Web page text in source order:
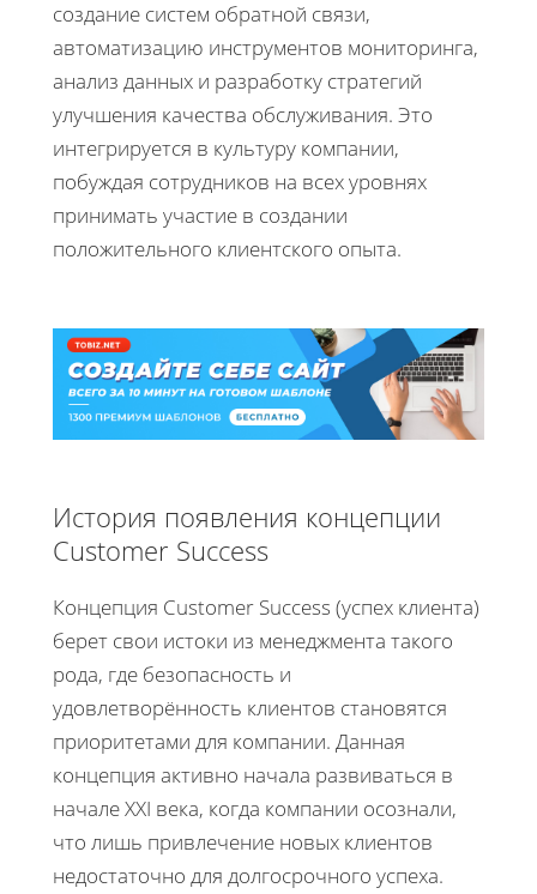
создание систем обратной связи,
автоматизацию инструментов мониторинга,
анализ данных и разработку стратегий
улучшения качества обслуживания. Это
интегрируется в культуру компании,
побуждая сотрудников на всех уровнях
принимать участие в создании
положительного клиентского опыта.
История появления концепции
Customer Success
Концепция Customer Success (успех клиента)
берет свои истоки из менеджмента такого
рода, где безопасность и
удовлетворённость клиентов становятся
приоритетами для компании. Данная
концепция активно начала развиваться в
начале XXI века, когда компании осознали,
что лишь привлечение новых клиентов
недостаточно для долгосрочного успеха.